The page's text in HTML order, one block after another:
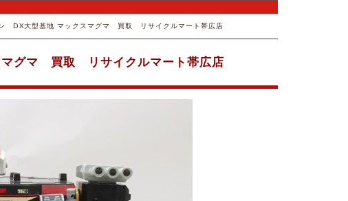
DX大型基地 マックスマグマ 買取 リサイクルマート帯広店
グマ 買取 リサイクルマート帯広店